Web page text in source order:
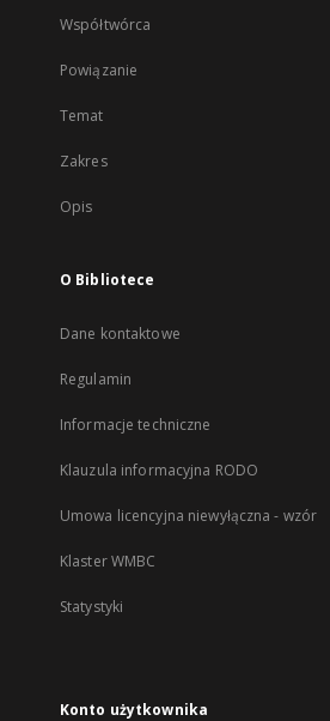
Współtwórca
Powiązanie
Temat
Zakres
Opis
O Bibliotece
Dane kontaktowe
Regulamin
Informacje techniczne
Klauzula informacyjna RODO
Umowa licencyjna niewyłączna - wzór
Klaster WMBC
Statystyki
Konto użytkownika